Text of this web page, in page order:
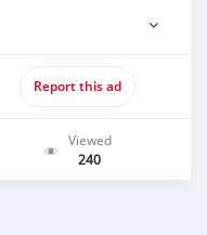
Report this ad
Viewed
240